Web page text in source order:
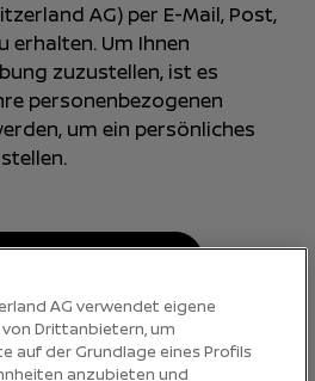
AG) per E-Mail, Post,
erhalten. Um Ihnen
zuzustellen, ist es
personenbezogenen
um ein persönliches
AG verwendet eigene
Drittanbietern, um
auf der Grundlage eines Profils
anzubieten und